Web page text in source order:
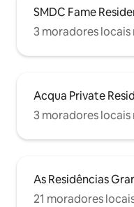
SMDC Fame
3 moradores
Acqua Private
3 moradores
As Residências
21 moradores